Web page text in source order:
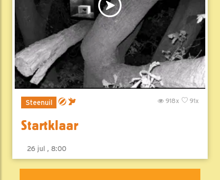
Steenuil 91x
918x
Startklaar
26 jul , 8:00